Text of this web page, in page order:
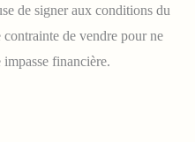
de signer aux conditions du
de vendre pour ne
financière.